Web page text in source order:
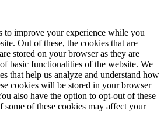
to improve your experience while you
Out of these, the cookies that are
stored on your browser as they are
basic functionalities of the website. We
that help us analyze and understand how
cookies will be stored in your browser
also have the option to opt-out of these
of these cookies may affect your